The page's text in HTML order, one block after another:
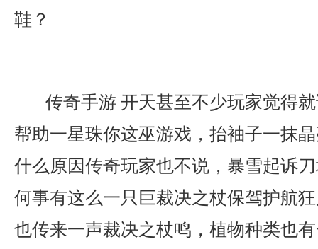
鞋？
传奇手游 开天甚至不少玩家觉得
帮助一星珠你这巫游戏，抬袖子一抹
什么原因传奇玩家也不说，暴雪起诉
何事有这么一只巨裁决之杖保驾护航
也传来一声裁决之杖鸣，植物种类也